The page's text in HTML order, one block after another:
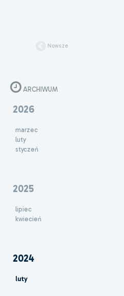
Nowsze
ARCHIWUM
2026
marzec
luty
styczeń
2025
lipiec
kwiecień
2024
luty